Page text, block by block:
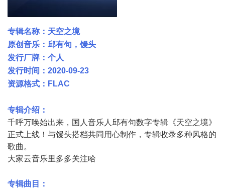
专辑名称：天空之境
原创音乐：邱有句，馒头
发行厂牌：个人
发行时间：2020-09-23
资源格式：FLAC
专辑介绍：
千呼万唤始出来，国人音乐人邱有句数字专辑《天空之境》
正式上线！与馒头搭档共同用心制作，专辑收录多种风格的
歌曲。
大家云音乐里多多关注哈
专辑曲目：